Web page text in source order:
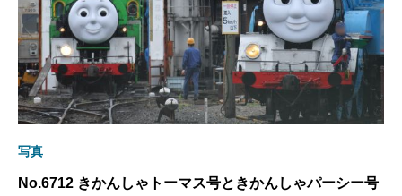
写真
No.6712 きかんしゃトーマス号ときかんしゃパーシー号